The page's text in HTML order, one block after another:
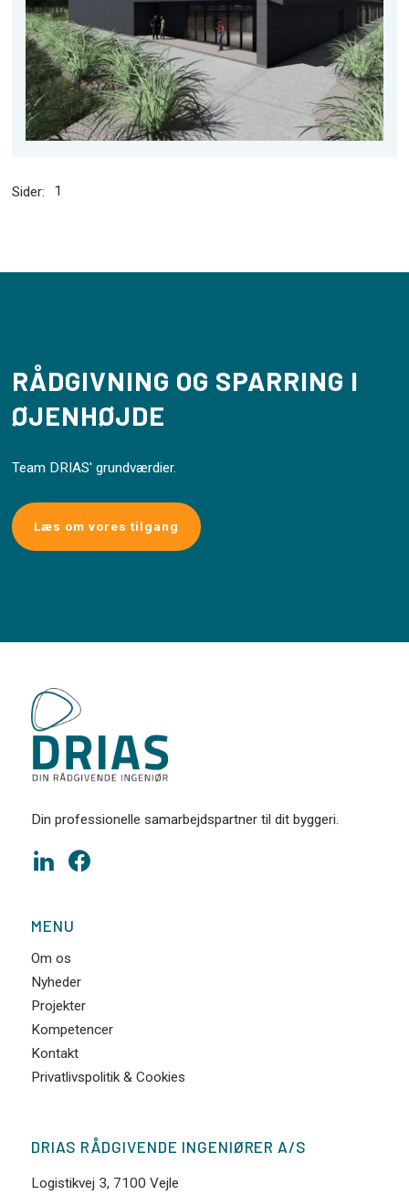
Sider: 1
RÅDGIVNING OG SPARRING I
ØJENHØJDE
Team DRIAS' grundværdier.
Læs om vores tilgang
Din professionelle samarbejdspartner til dit byggeri.
MENU
Om os
Nyheder
Projekter
Kompetencer
Kontakt
Privatlivspolitik & Cookies
DRIAS RÅDGIVENDE INGENIØRER A/S
Logistikvej 3, 7100 Vejle